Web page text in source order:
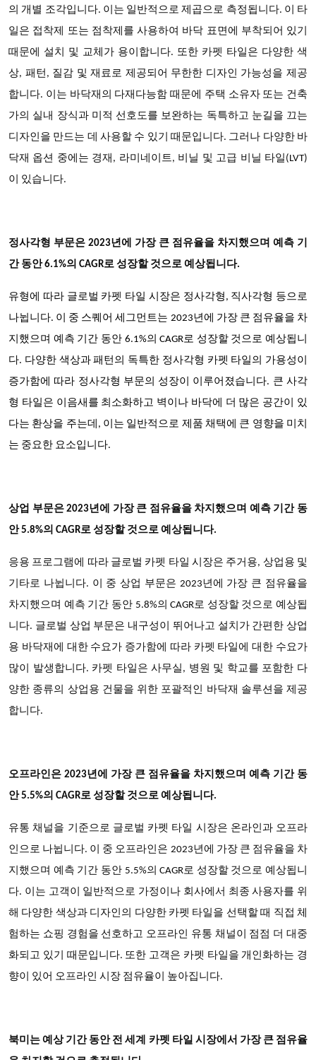
의 개별 조각입니다. 이는 일반적으로 제곱으로 측정됩니다. 이 타
일은 접착제 또는 점착제를 사용하여 바닥 표면에 부착되어 있기
때문에 설치 및 교체가 용이합니다. 또한 카펫 타일은 다양한 색
상, 패턴, 질감 및 재료로 제공되어 무한한 디자인 가능성을 제공
합니다. 이는 바닥재의 다재다능함 때문에 주택 소유자 또는 건축
가의 실내 장식과 미적 선호도를 보완하는 독특하고 눈길을 끄는
디자인을 만드는 데 사용할 수 있기 때문입니다. 그러나 다양한 바
닥재 옵션 중에는 경재, 라미네이트, 비닐 및 고급 비닐 타일(LVT)
이 있습니다.
정사각형 부문은 2023년에 가장 큰 점유율을 차지했으며 예측 기
간 동안 6.1%의 CAGR로 성장할 것으로 예상됩니다.
유형에 따라 글로벌 카펫 타일 시장은 정사각형, 직사각형 등으로
나뉩니다. 이 중 스퀘어 세그먼트는 2023년에 가장 큰 점유율을 차
지했으며 예측 기간 동안 6.1%의 CAGR로 성장할 것으로 예상됩니
다. 다양한 색상과 패턴의 독특한 정사각형 카펫 타일의 가용성이
증가함에 따라 정사각형 부문의 성장이 이루어졌습니다. 큰 사각
형 타일은 이음새를 최소화하고 벽이나 바닥에 더 많은 공간이 있
다는 환상을 주는데, 이는 일반적으로 제품 채택에 큰 영향을 미치
는 중요한 요소입니다.
상업 부문은 2023년에 가장 큰 점유율을 차지했으며 예측 기간 동
안 5.8%의 CAGR로 성장할 것으로 예상됩니다.
응용 프로그램에 따라 글로벌 카펫 타일 시장은 주거용, 상업용 및
기타로 나뉩니다. 이 중 상업 부문은 2023년에 가장 큰 점유율을
차지했으며 예측 기간 동안 5.8%의 CAGR로 성장할 것으로 예상됩
니다. 글로벌 상업 부문은 내구성이 뛰어나고 설치가 간편한 상업
용 바닥재에 대한 수요가 증가함에 따라 카펫 타일에 대한 수요가
많이 발생합니다. 카펫 타일은 사무실, 병원 및 학교를 포함한 다
양한 종류의 상업용 건물을 위한 포괄적인 바닥재 솔루션을 제공
합니다.
오프라인은 2023년에 가장 큰 점유율을 차지했으며 예측 기간 동
안 5.5%의 CAGR로 성장할 것으로 예상됩니다.
유통 채널을 기준으로 글로벌 카펫 타일 시장은 온라인과 오프라
인으로 나뉩니다. 이 중 오프라인은 2023년에 가장 큰 점유율을 차
지했으며 예측 기간 동안 5.5%의 CAGR로 성장할 것으로 예상됩니
다. 이는 고객이 일반적으로 가정이나 회사에서 최종 사용자를 위
해 다양한 색상과 디자인의 다양한 카펫 타일을 선택할 때 직접 체
험하는 쇼핑 경험을 선호하고 오프라인 유통 채널이 점점 더 대중
화되고 있기 때문입니다. 또한 고객은 카펫 타일을 개인화하는 경
향이 있어 오프라인 시장 점유율이 높아집니다.
북미는 예상 기간 동안 전 세계 카펫 타일 시장에서 가장 큰 점유율